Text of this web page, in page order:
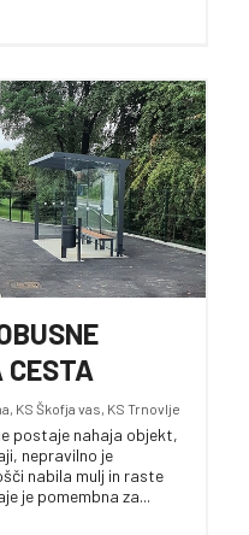
CESTA
KS Škofja vas, KS Trnovlje
postaje nahaja objekt,
nepravilno je
nabila mulj in raste
je pomembna za...